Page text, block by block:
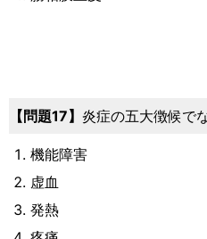
17 炎症の五大徴候で
機能障害
虚血
発熱